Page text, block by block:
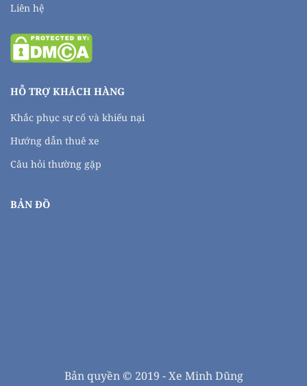
Liên hệ
HỖ TRỢ KHÁCH HÀNG
Khắc phục sự cố và khiếu nại
Hướng dẫn thuê xe
Câu hỏi thường gặp
BẢN ĐỒ
Bản quyền © 2019 - Xe Minh Dũng